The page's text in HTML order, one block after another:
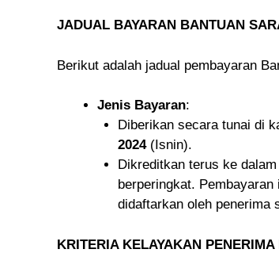
JADUAL BAYARAN BANTUAN
Berikut adalah jadual pembayaran
Jenis Bayaran:
Diberikan secara tunai di
2024(Isnin).
Dikreditkan terus ke
berperingkat.
didaftarkan oleh penerima
KRITERIA KELAYAKAN